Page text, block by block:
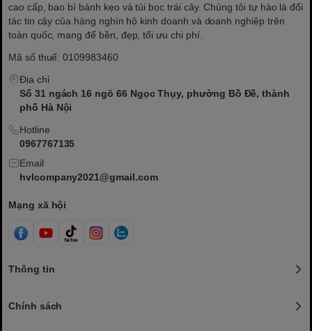
cao cấp, bao bì bánh kẹo và túi bọc trái cây. Chúng tôi tự hào là đối
tác tin cậy của hàng nghìn hộ kinh doanh và doanh nghiệp trên
toàn quốc, mang đế bền, đẹp, tối ưu chi phí.
Mã số thuế: 0109983460
Địa chỉ
Số 31 ngách 16 ngõ 66 Ngọc Thụy, phường Bồ Đề, thành
phố Hà Nội
Hotline
0967767135
Email
hvlcompany2021@gmail.com
Mạng xã hội
Thông tin
Chính sách